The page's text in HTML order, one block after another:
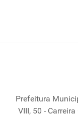
Prefeitura
VIII, 50 -